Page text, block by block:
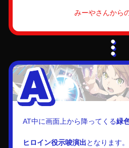
みーやさんから
AT中に画面上から降ってくる緑
ヒロイン役示唆演出となります。